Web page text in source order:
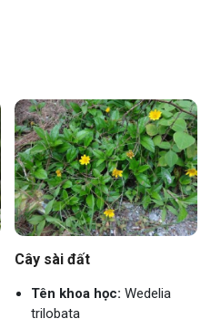
Cây sài đất
Tên khoa học: Wedelia
trilobata